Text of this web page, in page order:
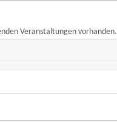
Veranstaltungen vorhanden.